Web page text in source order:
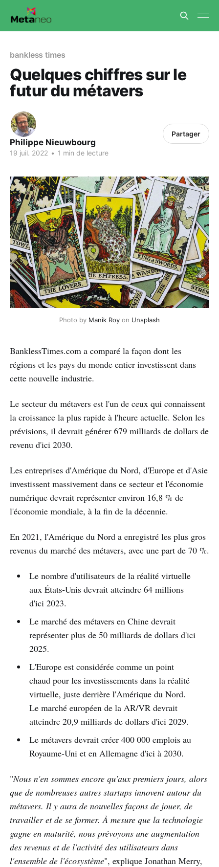
bankless times
Quelques chiffres sur le
futur du métavers
Philippe Nieuwbourg
19 juil. 2022 • 1 min de lecture
Partager
Photo by Manik Roy on Unsplash
BanklessTimes.com a comparé la façon dont les
régions et les pays du monde entier investissent dans
cette nouvelle industrie.
Le secteur du métavers est l'un de ceux qui connaissent
la croissance la plus rapide à l'heure actuelle. Selon les
prévisions, il devrait générer 679 milliards de dollars de
revenu d'ici 2030.
Les entreprises d'Amérique du Nord, d'Europe et d'Asie
investissent massivement dans ce secteur et l'économie
numérique devrait représenter environ 16,8 % de
l'économie mondiale, à la fin de la décennie.
En 2021, l'Amérique du Nord a enregistré les plus gros
revenus du marché des métavers, avec une part de 70 %.
Le nombre d'utilisateurs de la réalité virtuelle
aux États-Unis devrait atteindre 64 millions
d'ici 2023.
Le marché des métavers en Chine devrait
représenter plus de 50 milliards de dollars d'ici
2025.
L'Europe est considérée comme un point
chaud pour les investissements dans la réalité
virtuelle, juste derrière l'Amérique du Nord.
Le marché européen de la AR/VR devrait
atteindre 20,9 milliards de dollars d'ici 2029.
Le métavers devrait créer 400 000 emplois au
Royaume-Uni et en Allemagne d'ici à 2030.
"Nous n'en sommes encore qu'aux premiers jours, alors
que de nombreuses autres startups innovent autour du
métavers. Il y aura de nouvelles façons de jouer, de
travailler et de se former. À mesure que la technologie
gagne en maturité, nous prévoyons une augmentation
des revenus et de l'activité des utilisateurs dans
l'ensemble de l'écosystème", explique Jonathan Merry,